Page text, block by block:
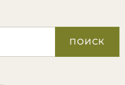
ПОИСК